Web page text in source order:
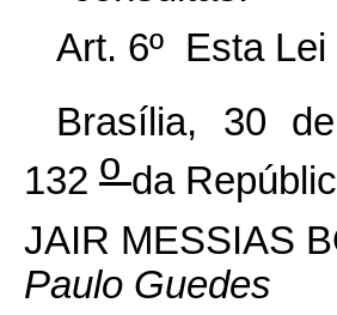
Art. 6º Esta
Brasília, 30
132 o da
JAIR MESSIAS
Paulo Guedes